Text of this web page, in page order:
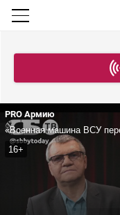
PRO Армию
16+